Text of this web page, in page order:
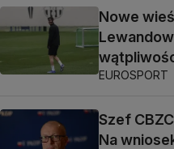
Nowe
EUROSPORT
Szef
Na